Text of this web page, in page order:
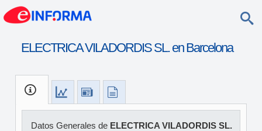
ELECTRICA VILADORDIS SL. en Barcelona
Datos Generales de ELECTRICA VILADORDIS SL.